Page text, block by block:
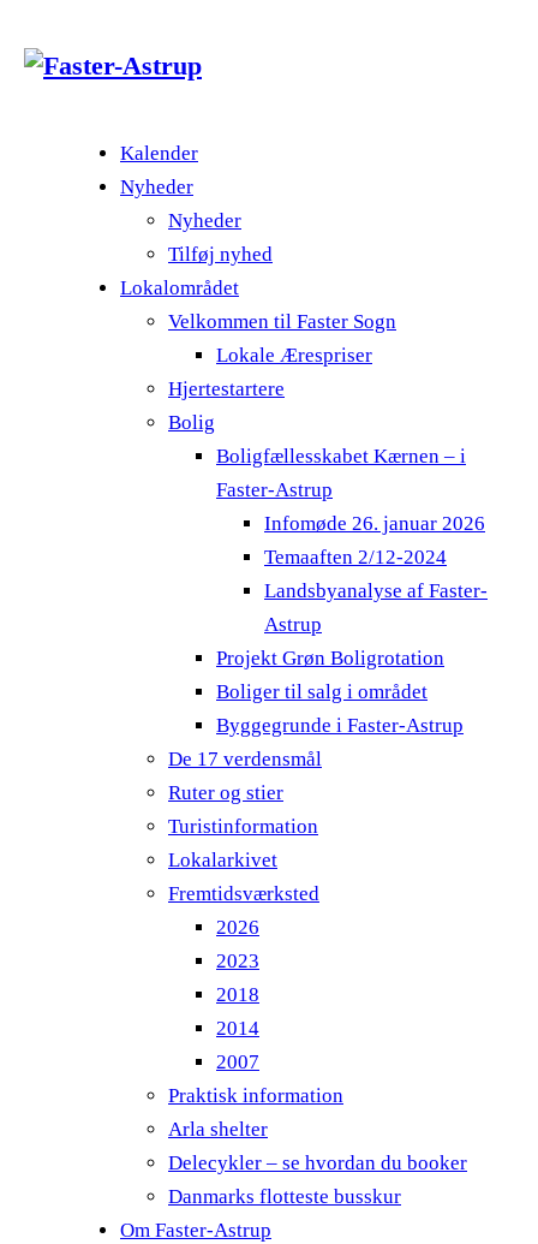
Kalender
Nyheder
Nyheder
Tilføj nyhed
Lokalområdet
Velkommen til Faster Sogn
Lokale Ærespriser
Hjertestartere
Bolig
Boligfællesskabet Kærnen – i
Faster-Astrup
Infomøde 26. januar 2026
Temaaften 2/12-2024
Landsbyanalyse af Faster-
Astrup
Projekt Grøn Boligrotation
Boliger til salg i området
Byggegrunde i Faster-Astrup
De 17 verdensmål
Ruter og stier
Turistinformation
Lokalarkivet
Fremtidsværksted
2026
2023
2018
2014
2007
Praktisk information
Arla shelter
Delecykler – se hvordan du booker
Danmarks flotteste busskur
Om Faster-Astrup